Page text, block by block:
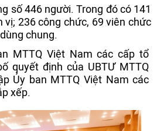
số 446 người. Trong đó có 141
vị; 236 công chức, 69 viên chức
chung.
MTTQ Việt Nam các cấp tổ
quyết định của UBTƯ MTTQ
Ủy ban MTTQ Việt Nam các
xếp.